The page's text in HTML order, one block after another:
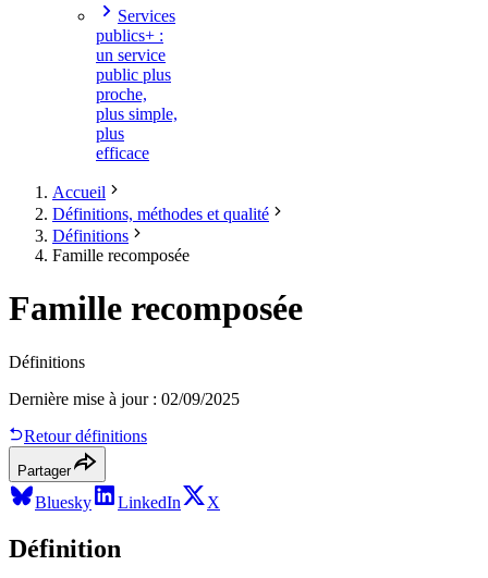
Services
publics+ :
un service
public plus
proche,
plus simple,
plus
efficace
Accueil
Définitions, méthodes et qualité
Définitions
Famille recomposée
Famille recomposée
Définitions
Dernière mise à jour: 02/09/2025
Retour définitions
Partager
Bluesky LinkedIn X
Définition